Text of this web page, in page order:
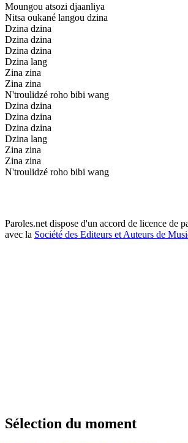
Moungou atsozi djaanliya
Nitsa oukané langou dzina
Dzina dzina
Dzina dzina
Dzina dzina
Dzina lang
Zina zina
Zina zina
N'troulidzé roho bibi wang
Dzina dzina
Dzina dzina
Dzina dzina
Dzina lang
Zina zina
Zina zina
N'troulidzé roho bibi wang
Paroles.net dispose d'un accord de licence de
avec la Société des Editeurs et Auteurs de
Sélection du moment